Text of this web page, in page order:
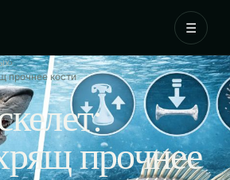
☰
›
прочнее кости
прочнее